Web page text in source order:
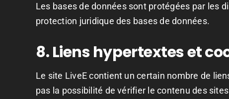
Les bases de données sont protégées par les
protection juridique des bases de données.
8. Liens hypertextes et
Le site LiveE contient un certain nombre de
pas la possibilité de vérifier le contenu des